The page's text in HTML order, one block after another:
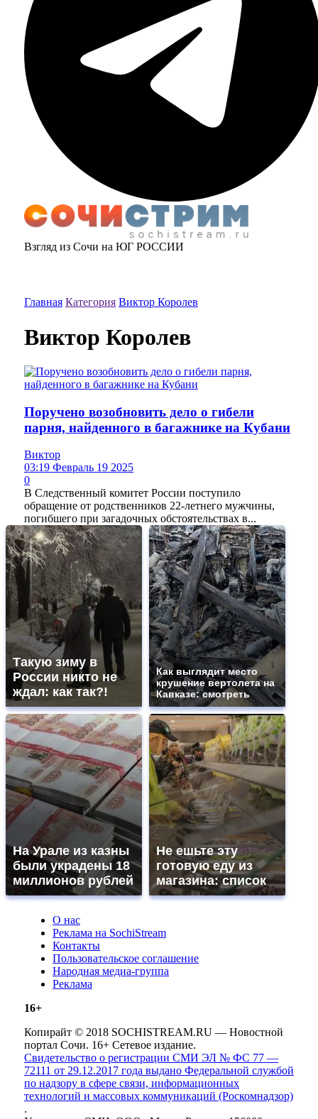
Взгляд из Сочи на ЮГ РОССИИ
Главная Категория Виктор Королев
Виктор Королев
Поручено возобновить дело о гибели
парня, найденного в багажнике на Кубани
Виктор
03:19 Февраль 19 2025
0
В Следственный комитет России поступило
обращение от родственников 22-летнего мужчины,
погибшего при загадочных обстоятельствах в...
Такую зиму в
России никто не
ждал: как так?!
Как выглядит место
крушение вертолета на
Кавказе: смотреть
На Урале из казны
были украдены 18
миллионов рублей
Не ешьте эту
готовую еду из
магазина: список
О нас
Реклама на SochiStream
Контакты
Пользовательское соглашение
Народная медиа-группа
Реклама
16+
Копирайт © 2018 SOCHISTREAM.RU — Новостной
портал Сочи. 16+ Сетевое издание.
Свидетельство о регистрации СМИ ЭЛ № ФС 77 —
72111 от 29.12.2017 года выдано Федеральной службой
по надзору в сфере связи, информационных
технологий и массовых коммуникаций (Роскомнадзор)
.